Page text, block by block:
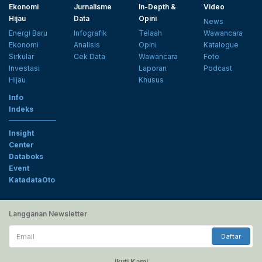
Ekonomi
Hijau
Energi Baru
Ekonomi
Sirkular
Investasi
Hijau
Jurnalisme
Data
Infografik
Analisis
Cek Data
In-Depth &
Opini
Telaah
Opini
Wawancara
Laporan
Khusus
Video
News
Wawancara
Katalogue
Foto
Podcast
Info
Indeks
Insight
Center
Databoks
Event
KatadataOto
Langganan Newsletter
Email
Daftar